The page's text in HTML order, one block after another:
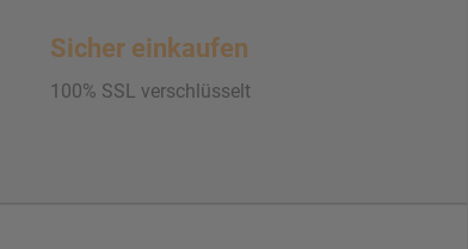
Sicher einkaufen
100% SSL verschlüsselt